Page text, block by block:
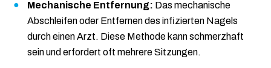
Mechanische Entfernung: Das mechanische
Abschleifen oder Entfernen des infizierten Nagels
durch einen Arzt. Diese Methode kann schmerzhaft
sein und erfordert oft mehrere Sitzungen.